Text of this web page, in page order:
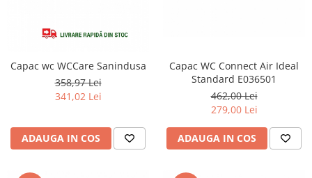
Capac wc WCCare Sanindusa
358,97 Lei
341,02 Lei
ADAUGA IN COS
Capac WC Connect Air Ideal
Standard E036501
462,00 Lei
279,00 Lei
ADAUGA IN COS